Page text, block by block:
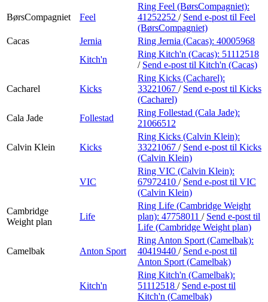
BørsCompagniet Feel
Ring Feel (BørsCompagniet):
41252252 / Send e-post til Feel
(BørsCompagniet)
Cacas
Jernia Ring Jernia (Cacas): 40005968
Kitch'n
Ring Kitch'n (Cacas): 51112518
/ Send e-post til Kitch'n (Cacas)
Cacharel Kicks
Ring Kicks (Cacharel):
33221067 / Send e-post til Kicks
(Cacharel)
Cala Jade
Follestad
Ring Follestad (Cala Jade):
21066512
Calvin Klein Kicks
Ring Kicks (Calvin Klein):
33221067 / Send e-post til Kicks
(Calvin Klein)
VIC
Ring VIC (Calvin Klein):
67972410 / Send e-post til VIC
(Calvin Klein)
Cambridge
Weight plan
Life
Ring Life (Cambridge Weight
plan): 47758011 / Send e-post til
Life (Cambridge Weight plan)
Camelbak Anton Sport
Ring Anton Sport (Camelbak):
40419440 / Send e-post til
Anton Sport (Camelbak)
Kitch'n
Ring Kitch'n (Camelbak):
51112518 / Send e-post til
Kitch'n (Camelbak)